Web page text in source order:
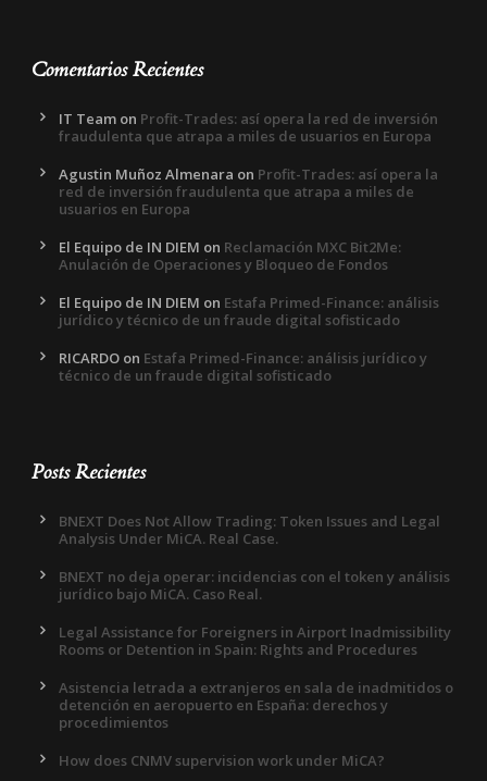
Comentarios Recientes
IT Team on Profit-Trades: así opera la red de inversión
fraudulenta que atrapa a miles de usuarios en Europa
Agustin Muñoz Almenara on Profit-Trades: así opera la
red de inversión fraudulenta que atrapa a miles de
usuarios en Europa
El Equipo de IN DIEM on Reclamación MXC Bit2Me:
Anulación de Operaciones y Bloqueo de Fondos
El Equipo de IN DIEM on Estafa Primed-Finance: análisis
jurídico y técnico de un fraude digital sofisticado
RICARDO on Estafa Primed-Finance: análisis jurídico y
técnico de un fraude digital sofisticado
Posts Recientes
BNEXT Does Not Allow Trading: Token Issues and Legal
Analysis Under MiCA. Real Case.
BNEXT no deja operar: incidencias con el token y análisis
jurídico bajo MiCA. Caso Real.
Legal Assistance for Foreigners in Airport Inadmissibility
Rooms or Detention in Spain: Rights and Procedures
Asistencia letrada a extranjeros en sala de inadmitidos o
detención en aeropuerto en España: derechos y
procedimientos
How does CNMV supervision work under MiCA?